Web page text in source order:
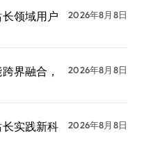
领域用户
2026年8月8日
界融合，
2026年8月8日
实践新科
2026年8月8日